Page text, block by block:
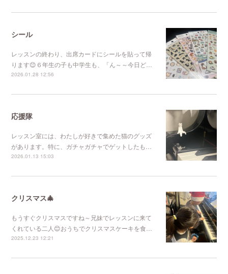
シール
レッスンの終わり、出席カードにシールを貼って帰
ります😊６年生の子も中学生も、「ん～～今日ど…
2026.01.28 12:56
応援隊
レッスン室には、わたしが好きで集めた猫のグッズ
があります。特に、ガチャガチャでゲットしたも…
2026.01.13 15:03
クリスマス🎄
もうすぐクリスマスですね～兄妹でレッスンに来て
くれている二人😊おうちでクリスマスケーキを食…
2025.12.23 12:21